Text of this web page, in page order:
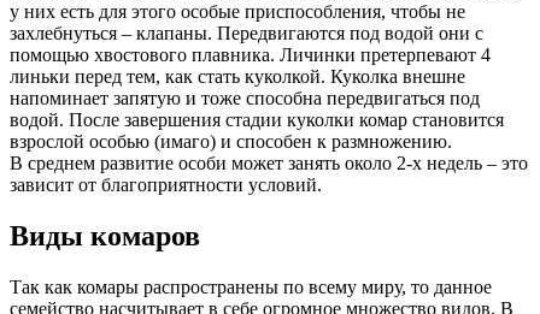
у них есть для этого особые приспособления, чтобы не
захлебнуться – клапаны. Передвигаются под водой они с
помощью хвостового плавника. Личинки претерпевают 4
линьки перед тем, как стать куколкой. Куколка внешне
напоминает запятую и тоже способна передвигаться под
водой. После завершения стадии куколки комар становится
взрослой особью (имаго) и способен к размножению.
В среднем развитие особи может занять около 2-х недель – это
зависит от благоприятности условий.
Виды комаров
Так как комары распространены по всему миру, то данное
семейство насчитывает в себе огромное множество видов. В